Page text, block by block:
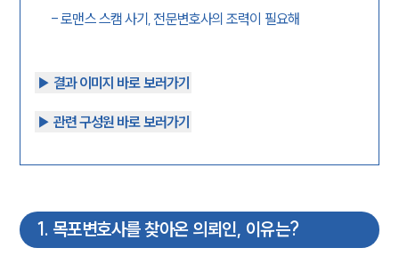
-로맨스 스캠 사기, 전문변호사의 조력이 필요해
▶︎ 결과 이미지 바로 보러가기
▶︎ 관련 구성원 바로 보러가기
1 . 목포변호사를 찾아온 의뢰인, 이유는?